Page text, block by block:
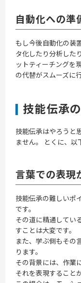
自動化への準
もし今後自動化の装
タ化したり分析した
ットティーチングを
の代替がスムーズに
技能伝承
技能伝承はやろうと
ません。 とくに、以
言葉での表現
技能伝承の難しいポ
です。
その道に精通してい
すことは大変です。
また、学ぶ側もその
ります。
その背景には、作業
それを表現すること